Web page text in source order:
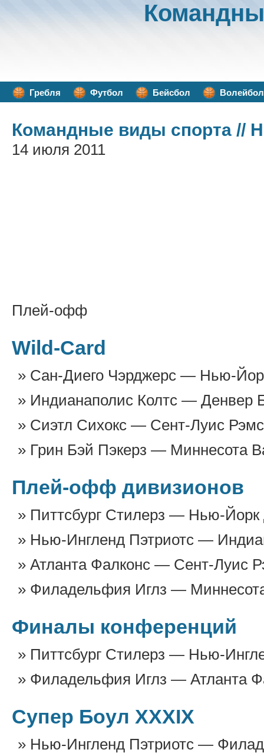
Гребля Футбол Бейсбол Волейбол
Командные виды спорта //
14 июля 2011
Плей-офф
Wild-Card
Сан-Диего Чэрджерс — Нью-
Индианаполис Колтс — Денвер
Сиэтл Сихокс — Сент-Луис
Грин Бэй Пэкерз — Миннесота
Плей-офф дивизионов
Питтсбург Стилерз — Нью-Йорк
Нью-Ингленд Пэтриотс —
Атланта Фалконс — Сент-Луис
Филадельфия Иглз —
Финалы конференций
Питтсбург Стилерз — Нью-
Филадельфия Иглз — Атланта
Супер Боул XXXIX
Нью-Ингленд Пэтриотс —